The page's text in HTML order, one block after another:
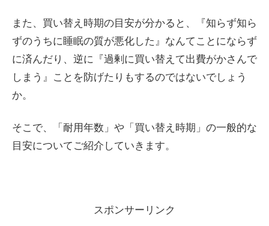
また、買い替え時期の目安が分かると、『知らず知ら
ずのうちに睡眠の質が悪化した』なんてことにならず
に済んだり、逆に『過剰に買い替えて出費がかさんで
しまう』ことを防げたりもするのではないでしょう
か。
そこで、「耐用年数」や「買い替え時期」の一般的な
目安についてご紹介していきます。
スポンサーリンク